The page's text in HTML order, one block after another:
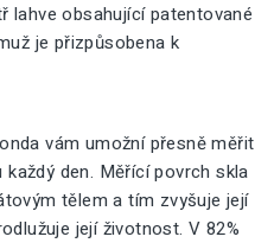
lahve obsahující patentované
je přizpůsobena k
vám umožní přesně měřit
každý den. Měřící povrch skla
tělem a tím zvyšuje její
její životnost. V 82%